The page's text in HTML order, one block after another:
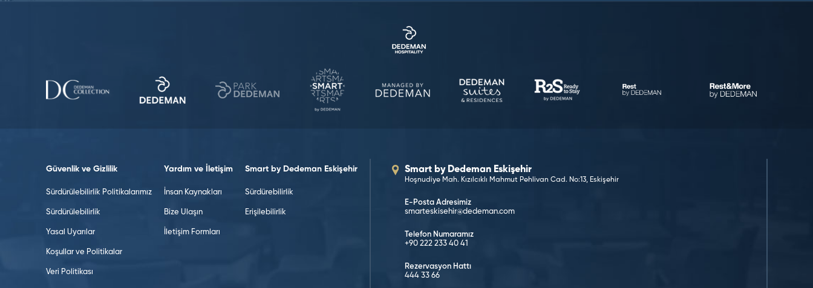
Güvenlik ve Gizlilik
Sürdürülebilirlik Politikalarımız
Sürdürülebilirlik
Yasal Uyarılar
Koşullar ve Politikalar
Veri Politikası
Yardım ve İletişim
İnsan Kaynakları
Bize Ulaşın
İletişim Formları
Smart by Dedeman Eskişehir
Sürdürebilirlik
Erişilebilirlik
Smart by Dedeman Eskişehir
Hoşnudiye Mah. Kızılcıklı Mahmut Pehlivan Cad. No:13, Eskişehir
E-Posta Adresimiz
smarteskisehir@dedeman.com
Telefon Numaramız
+90 222 233 40 41
Rezervasyon Hattı
444 33 66